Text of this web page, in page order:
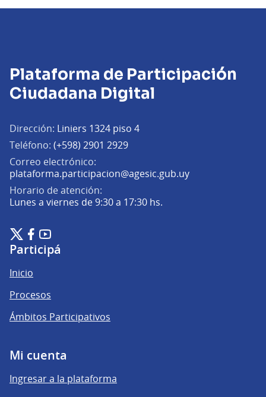
Plataforma de Participación
Ciudadana Digital
Dirección: Liniers 1324 piso 4
Teléfono: (+598) 2901 2929
Correo electrónico:
plataforma.participacion@agesic.gub.uy(Abrir en una
Horario de atención:
Lunes a viernes de 9:30 a 17:30 hs.
Plataforma de Participación Ciudadana Digital en X
(Enlace externo)
Plataforma de Participación Ciudadana Digital en Facebook
(Enlace externo)
Plataforma de Participación Ciudadana Digital en
(Enlace externo)
Participá
Inicio
Procesos
Ámbitos Participativos
Mi cuenta
Ingresar a la plataforma